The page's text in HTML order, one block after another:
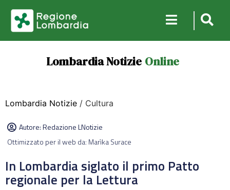
Lombardia Notizie Online
Lombardia Notizie / Cultura
Autore:Redazione LNotizie
Ottimizzato per il web da: Marìka Surace
In Lombardia siglato il primo Patto
regionale per la Lettura